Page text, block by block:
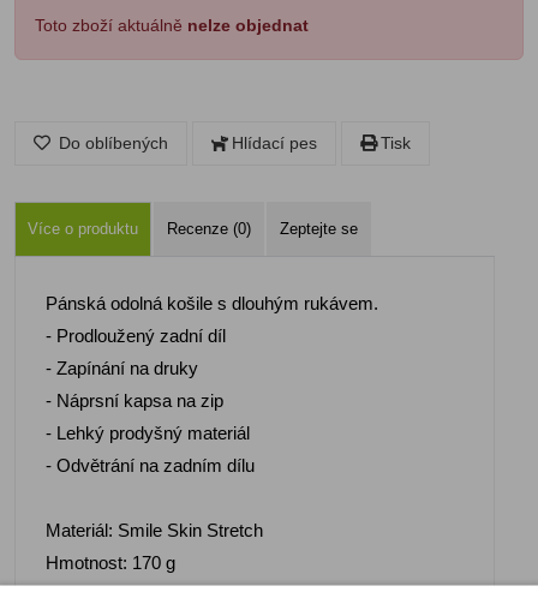
Toto zboží aktuálně nelze objednat
Do oblíbených Hlídací pes Tisk
Více o produktu Recenze (0) Zeptejte se
Pánská odolná košile s dlouhým rukávem.
- Prodloužený zadní díl
- Zapínání na druky
- Náprsní kapsa na zip
- Lehký prodyšný materiál
- Odvětrání na zadním dílu
Materiál: Smile Skin Stretch
Hmotnost: 170 g